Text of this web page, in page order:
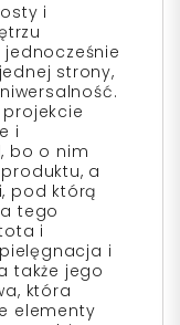
i
strony,
i
bo o nim
a
pod którą
tego
i
i
także jego
która
elementy